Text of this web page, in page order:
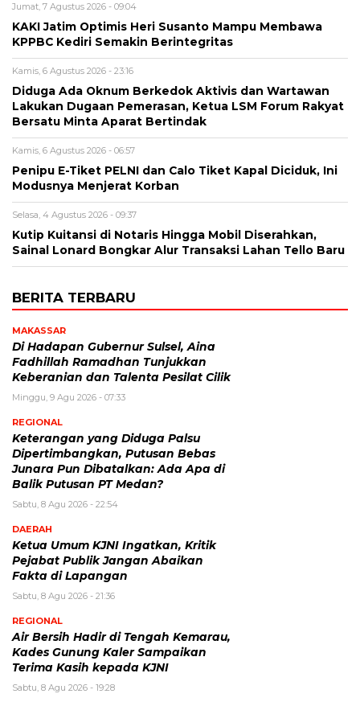
Jumat, 7 Agustus 2026 - 09:04
KAKI Jatim Optimis Heri Susanto Mampu Membawa
KPPBC Kediri Semakin Berintegritas
Kamis, 6 Agustus 2026 - 23:16
Diduga Ada Oknum Berkedok Aktivis dan Wartawan
Lakukan Dugaan Pemerasan, Ketua LSM Forum Rakyat
Bersatu Minta Aparat Bertindak
Kamis, 6 Agustus 2026 - 06:57
Penipu E-Tiket PELNI dan Calo Tiket Kapal Diciduk, Ini
Modusnya Menjerat Korban
Selasa, 4 Agustus 2026 - 09:37
Kutip Kuitansi di Notaris Hingga Mobil Diserahkan,
Sainal Lonard Bongkar Alur Transaksi Lahan Tello Baru
BERITA TERBARU
MAKASSAR
Di Hadapan Gubernur Sulsel, Aina
Fadhillah Ramadhan Tunjukkan
Keberanian dan Talenta Pesilat Cilik
Minggu, 9 Agu 2026 - 07:33
REGIONAL
Keterangan yang Diduga Palsu
Dipertimbangkan, Putusan Bebas
Junara Pun Dibatalkan: Ada Apa di
Balik Putusan PT Medan?
Sabtu, 8 Agu 2026 - 22:54
DAERAH
Ketua Umum KJNI Ingatkan, Kritik
Pejabat Publik Jangan Abaikan
Fakta di Lapangan
Sabtu, 8 Agu 2026 - 21:36
REGIONAL
Air Bersih Hadir di Tengah Kemarau,
Kades Gunung Kaler Sampaikan
Terima Kasih kepada KJNI
Sabtu, 8 Agu 2026 - 19:28